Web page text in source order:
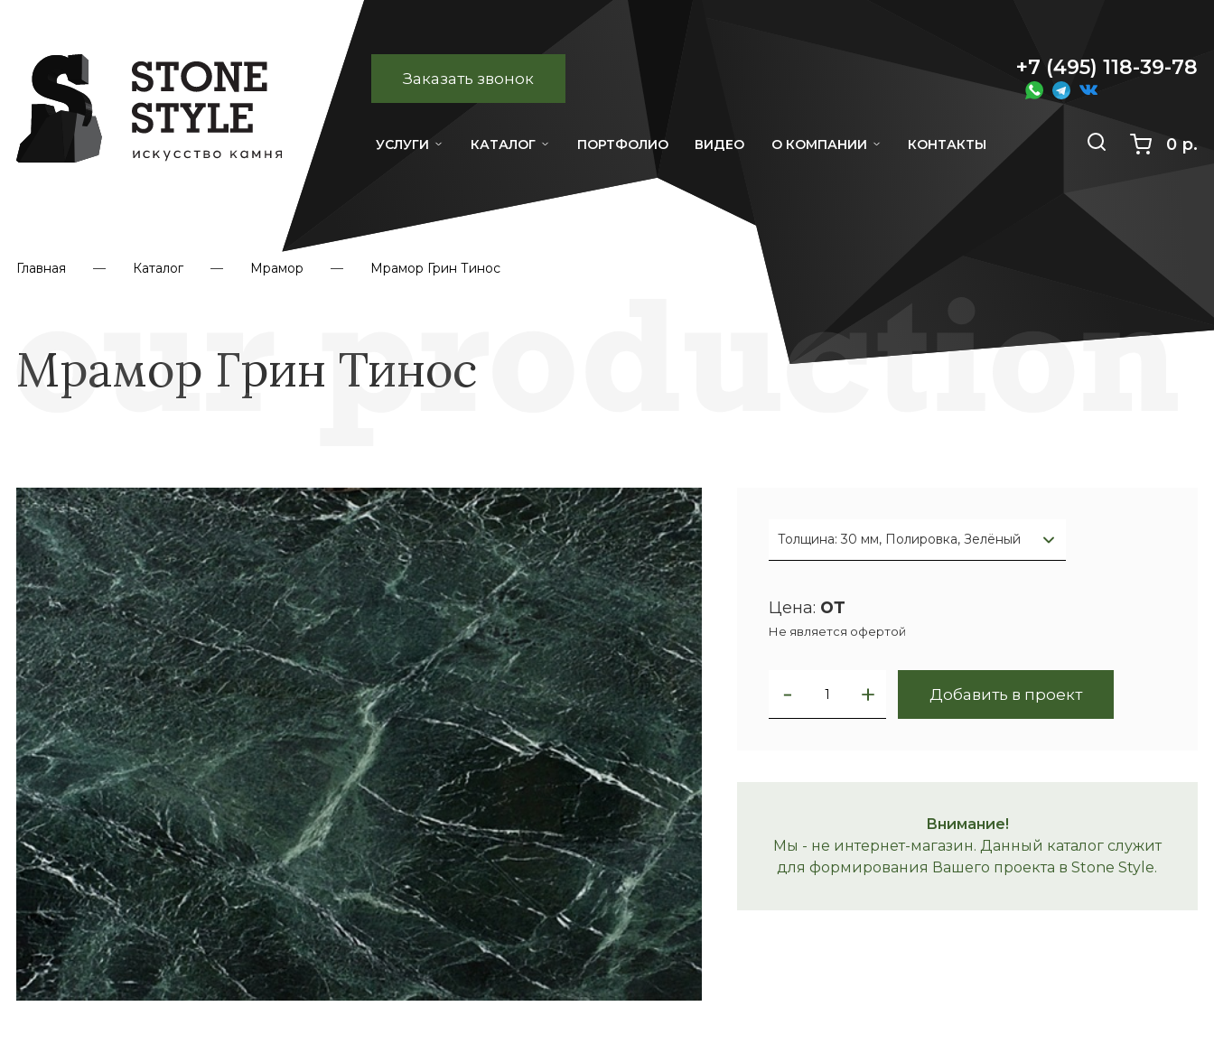
Заказать звонок +7 (495) 118-39-78
УСЛУГИ КАТАЛОГ ПОРТФОЛИО ВИДЕО О КОМПАНИИ КОНТАКТЫ 0 р.
Главная Каталог Мрамор Мрамор Грин Тинос
Мрамор Грин Тинос
Толщина: 30 мм, Полировка, Зелёный
Цена: от
Не является офертой
Добавить в проект
Внимание!
Мы - не интернет-магазин. Данный каталог служит
для формирования Вашего проекта в Stone Style.